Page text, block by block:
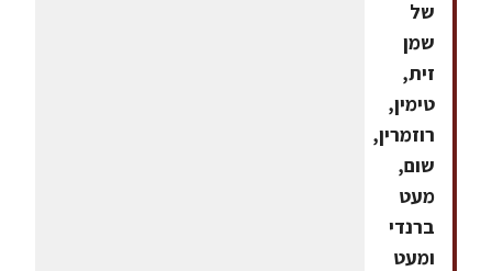
של
שמן
זית,
טימין,
רוזמרין,
שום,
מעט
ברנדי
ומעט